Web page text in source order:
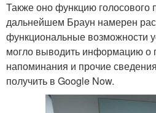
Также оно функцию голосового
дальнейшем Браун намерен
функциональные возможности
могло выводить информацию о
напоминания и прочие
получить в Google Now.